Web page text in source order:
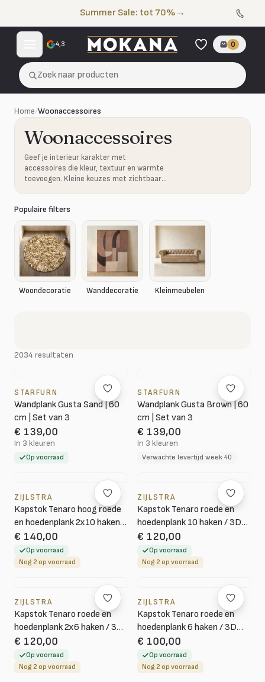
Summer Sale: tot 70% →
4,3 0
Zoek naar producten
Home/Woonaccessoires
Woonaccessoires
Geef je interieur karakter met
accessoires die kleur, textuur en warmte
toevoegen. Kleine keuzes met zichtbaar
Populaire filters
Woondecoratie Wanddecoratie Kleinmeubelen
2034 resultaten
STARFURN
Wandplank Gusta Sand | 60
cm | Set van 3
€ 139,00
In 3 kleuren
Op voorraad
STARFURN
Wandplank Gusta Brown | 60
cm | Set van 3
€ 139,00
In 3 kleuren
Verwachte levertijd week 40
ZIJLSTRA
Kapstok Tenaro hoog roede
en hoedenplank 2x10 haken /
3D melamine graphite
€ 140,00
Op voorraad
Nog 2 op voorraad
ZIJLSTRA
Kapstok Tenaro roede en
hoedenplank 10 haken / 3D
melamine graphite
€ 120,00
Op voorraad
Nog 2 op voorraad
ZIJLSTRA
Kapstok Tenaro roede en
hoedenplank 2x6 haken / 3D
melamine graphite
€ 120,00
Op voorraad
Nog 2 op voorraad
ZIJLSTRA
Kapstok Tenaro roede en
hoedenplank 6 haken / 3D
melamine graphite
€ 100,00
Op voorraad
Nog 2 op voorraad